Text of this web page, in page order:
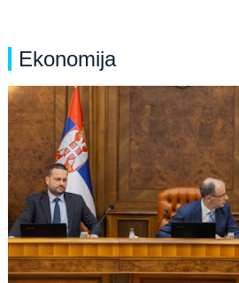
Ekonomija